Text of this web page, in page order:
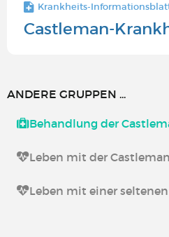
Krankheits-
Castleman-
ANDERE GRUPPEN ...
Behandlung der
Leben mit der
Leben mit einer